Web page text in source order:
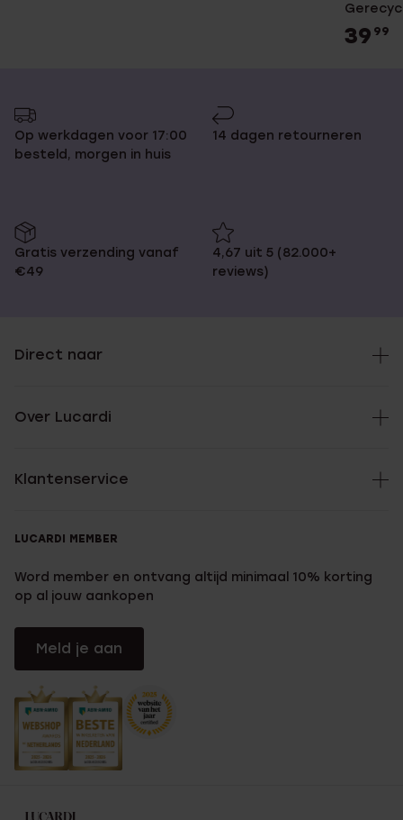
39 99
Op werkdagen voor 17:00
besteld, morgen in huis
14 dagen retourneren
Gratis verzending vanaf
€49
4,67 uit 5 (82.000+
reviews)
Direct naar
Over Lucardi
Klantenservice
LUCARDI MEMBER
Word member en ontvang altijd minimaal 10% korting
op al jouw aankopen
Meld je aan